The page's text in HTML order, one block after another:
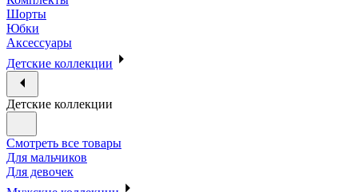
Шорты
Юбки
Аксессуары
Детские коллекции
Детские коллекции
Смотреть все товары
Для мальчиков
Для девочек